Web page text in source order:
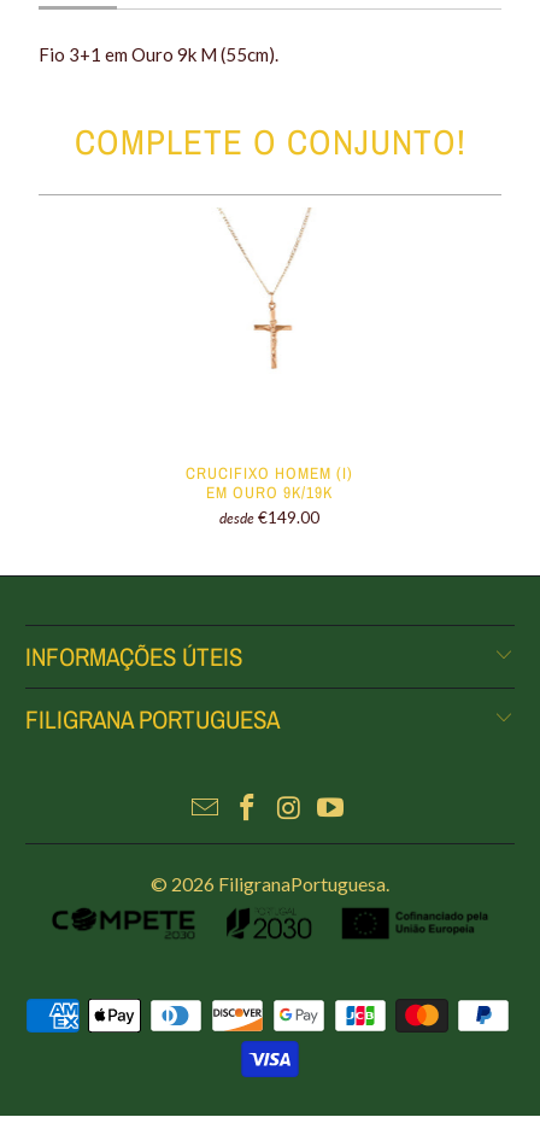
Fio 3+1 em Ouro 9k M (55cm).
COMPLETE O CONJUNTO!
CRUCIFIXO HOMEM (I)
EM OURO 9K/19K
desde €149.00
INFORMAÇÕES ÚTEIS
FILIGRANA PORTUGUESA
© 2026 FiligranaPortuguesa